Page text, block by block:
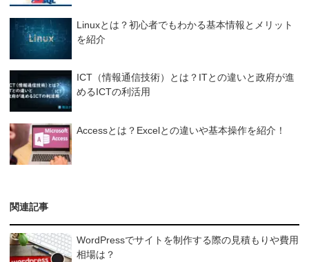
Linuxとは？初心者でもわかる基本情報とメリット
を紹介
ICT（情報通信技術）とは？ITとの違いと政府が進
めるICTの利活用
Accessとは？Excelとの違いや基本操作を紹介！
関連記事
WordPressでサイトを制作する際の見積もりや費用
相場は？